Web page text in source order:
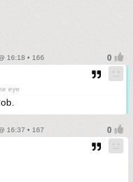
16:18 • 166
eye
16:37 • 167